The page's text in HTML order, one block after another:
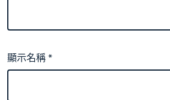
顯示名稱*